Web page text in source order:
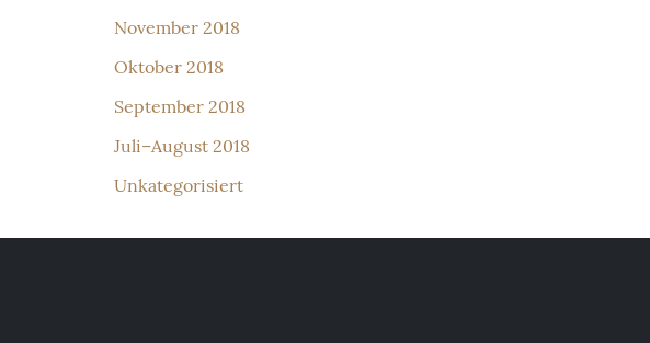
November 2018
Oktober 2018
September 2018
Juli–August 2018
Unkategorisiert